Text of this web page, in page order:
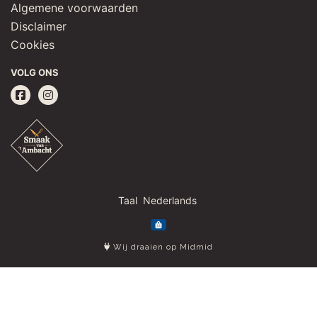
Algemene voorwaarden
Disclaimer
Cookies
VOLG ONS
Taal
Wij draaien op Midmid